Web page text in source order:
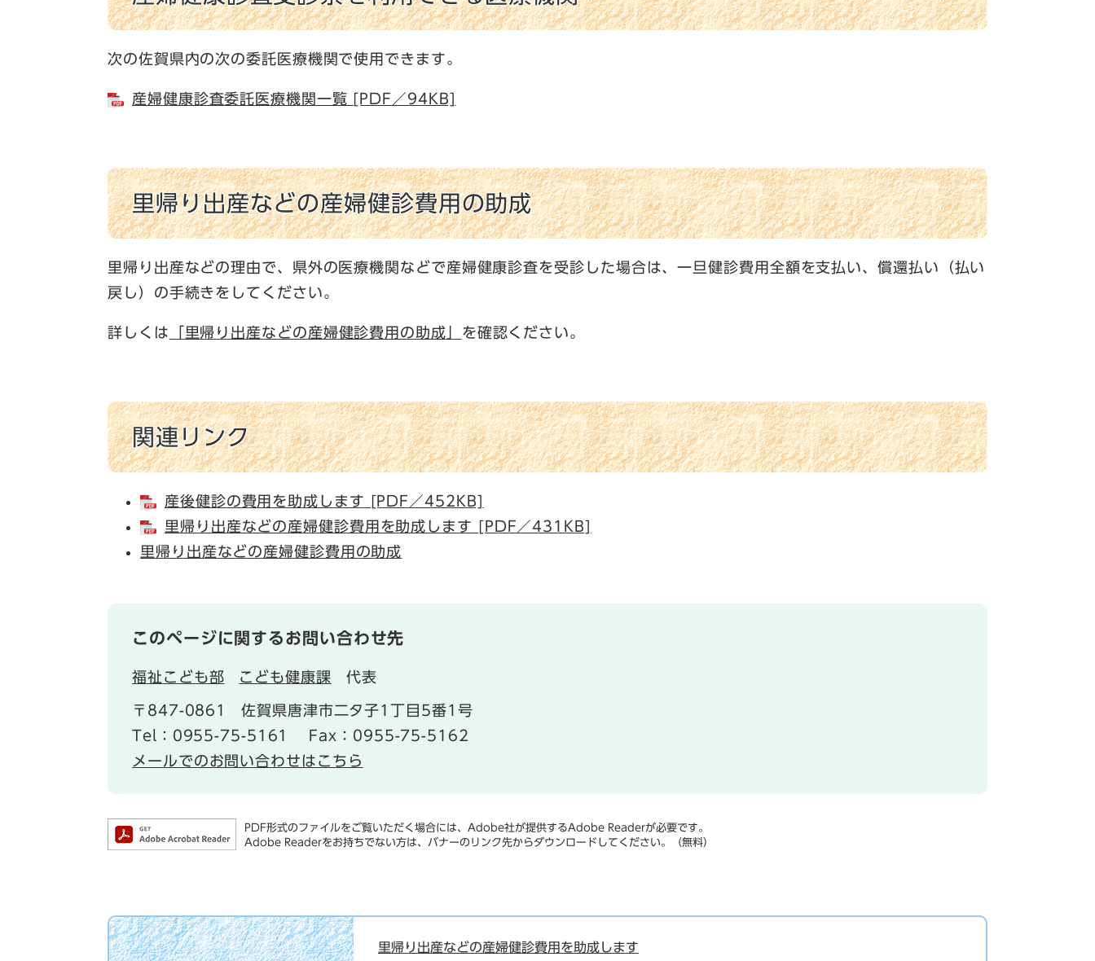
次の佐賀県内の次の委託医療機関で使用できます。
産婦健康診査委託医療機関一覧 [PDF／94KB]
里帰り出産などの産婦健診費用の助成
里帰り出産などの理由で、県外の医療機関などで産婦健康診査を受診した場合は、一旦健診費用全額を支払い、償還払い（払い
戻し）の手続きをしてください。
詳しくは 「里帰り出産などの産婦健診費用の助成」 を確認ください。
関連リンク
産後健診の費用を助成します [PDF／452KB]
里帰り出産などの産婦健診費用を助成します [PDF／431KB]
里帰り出産などの産婦健診費用の助成
このページに関するお問い合わせ先
福祉こども部 こども健康課 代表
〒847-0861
佐賀県唐津市二タ子1丁目5番1号
Tel：0955-75-5161
Fax：0955-75-5162
メールでのお問い合わせはこちら
PDF形式のファイルをご覧いただく場合には、Adobe社が提供するAdobe Readerが必要です。
Adobe Readerをお持ちでない方は、バナーのリンク先からダウンロードしてください。（無料）
里帰り出産などの産婦健診費用を助成します